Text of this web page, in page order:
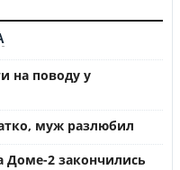
на поводу у
муж разлюбил
2 закончились